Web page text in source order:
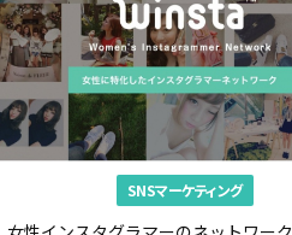
SNSマーケティング